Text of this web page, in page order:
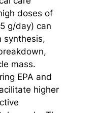
doses of
g/day) can
synthesis,
mass.
EPA and
higher